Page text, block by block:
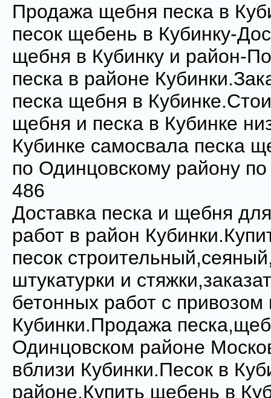
Продажа щебня песка в
песок щебень в Кубинку-
щебня в Кубинку и район-
песка в районе
песка щебня в
щебня и песка в Кубинке
Кубинке самосвала песка
по Одинцовскому району
486
Доставка песка и щебня
работ в район
песок
штукатурки и
бетонных работ с привозом
Кубинки.Продажа
Одинцовском районе
вблизи Кубинки.Песок в
районе.Купить щебень в